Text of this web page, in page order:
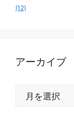
(12)
アーカイブ